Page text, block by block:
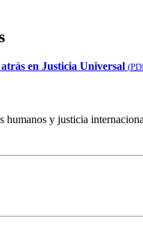
en Justicia Universal (
humanos y justicia